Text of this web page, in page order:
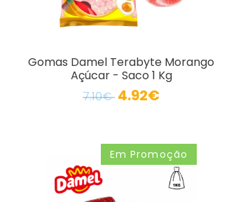
Gomas Damel Terabyte Morango
Açúcar - Saco 1 Kg
7.10€ 4.92€
Em Promoção